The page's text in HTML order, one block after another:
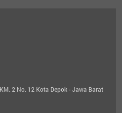
2 No. 12 Kota Depok - Jawa Barat